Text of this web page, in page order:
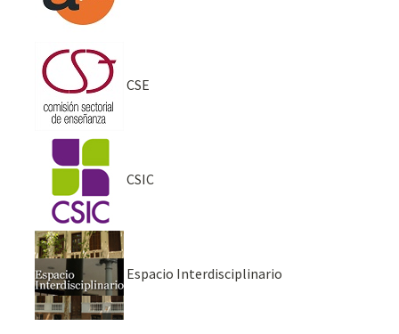
CSE
CSIC
Espacio Interdisciplinario